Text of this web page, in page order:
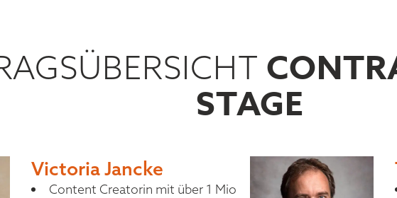
STAGE
Victoria Jancke
Content Creatorin mit über 1 Mio